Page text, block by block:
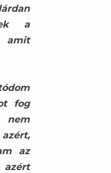
a
fog
az